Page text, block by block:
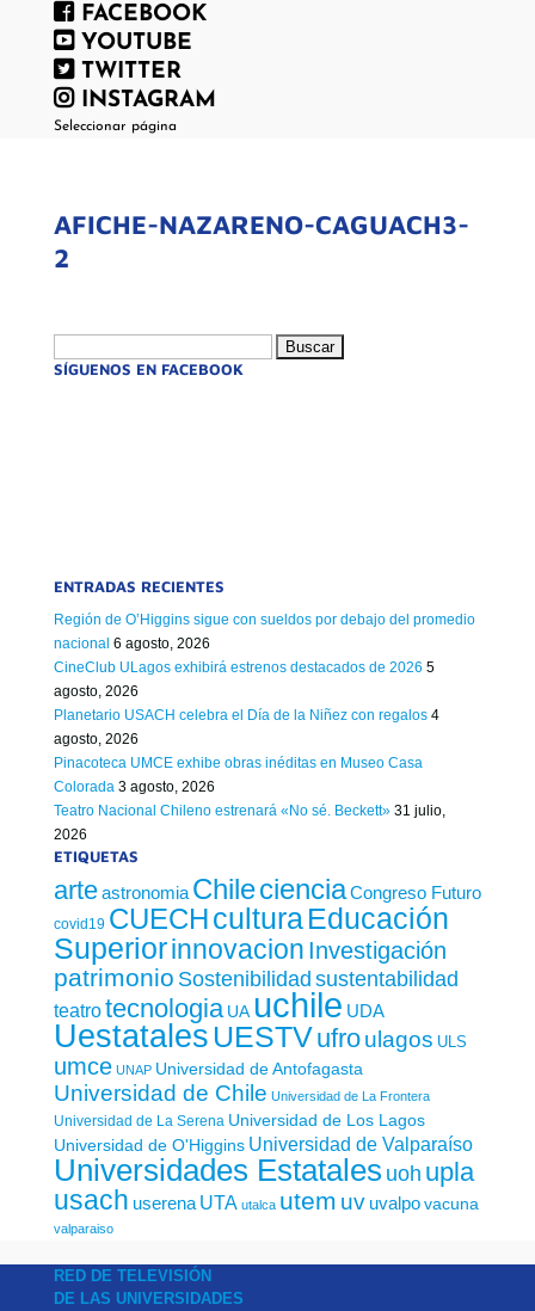
FACEBOOK
YOUTUBE
TWITTER
INSTAGRAM
Seleccionar página
AFICHE-NAZARENO-CAGUACH3-
2
SÍGUENOS EN FACEBOOK
ENTRADAS RECIENTES
Región de O’Higgins sigue con sueldos por debajo del promedio
nacional 6 agosto, 2026
CineClub ULagos exhibirá estrenos destacados de 2026 5
agosto, 2026
Planetario USACH celebra el Día de la Niñez con regalos 4
agosto, 2026
Pinacoteca UMCE exhibe obras inéditas en Museo Casa
Colorada 3 agosto, 2026
Teatro Nacional Chileno estrenará «No sé. Beckett» 31 julio,
2026
ETIQUETAS
arteastronomia Chileciencia Congreso Futuro
covid19 CUECHculturaEducación
Superiorinnovacion Investigación
patrimonio Sostenibilidad sustentabilidad
teatrotecnologia UA uchile UDA
Uestatales UESTVufroulagos ULS
umce UNAP Universidad de Antofagasta
Universidad de Chile Universidad de La Frontera
Universidad de La Serena Universidad de Los Lagos
Universidad de O'Higgins Universidad de Valparaíso
Universidades Estatales uoh upla
usach userena UTA utalca utem uv uvalpo vacuna
valparaiso
RED DE TELEVISIÓN
DE LAS UNIVERSIDADES